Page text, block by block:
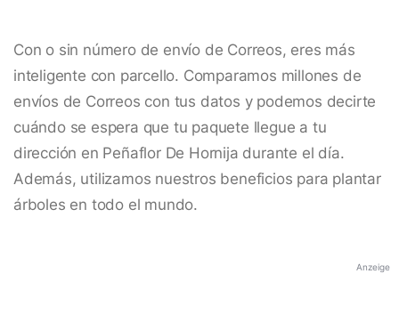
Con o sin número de envío de Correos, eres más
inteligente con parcello. Comparamos millones de
envíos de Correos con tus datos y podemos decirte
cuándo se espera que tu paquete llegue a tu
dirección en Peñaflor De Hornija durante el día.
Además, utilizamos nuestros beneficios para plantar
árboles en todo el mundo.
Anzeige